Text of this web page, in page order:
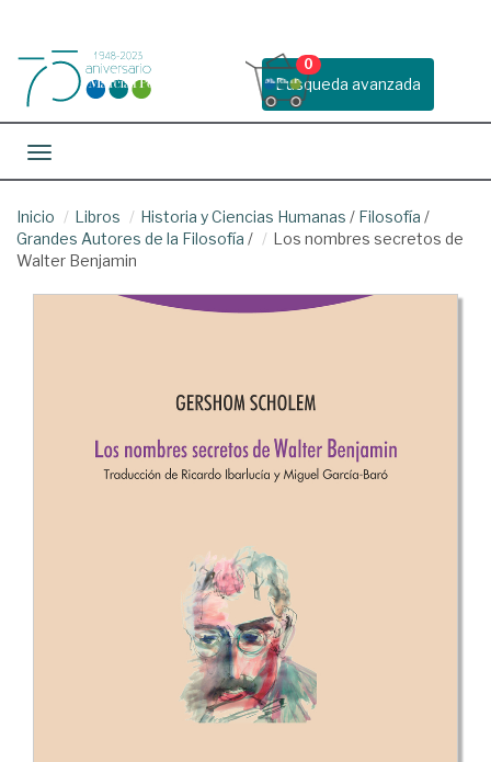
Busqueda avanzada
0
Toggle navigation
Inicio Libros Historia y Ciencias Humanas / Filosofía /
Grandes Autores de la Filosofía /
Los nombres secretos de
Walter Benjamin